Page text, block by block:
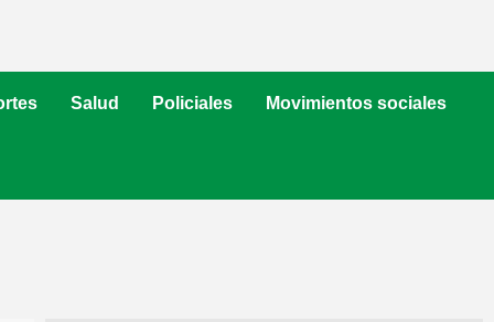
Salud Policiales Movimientos sociales